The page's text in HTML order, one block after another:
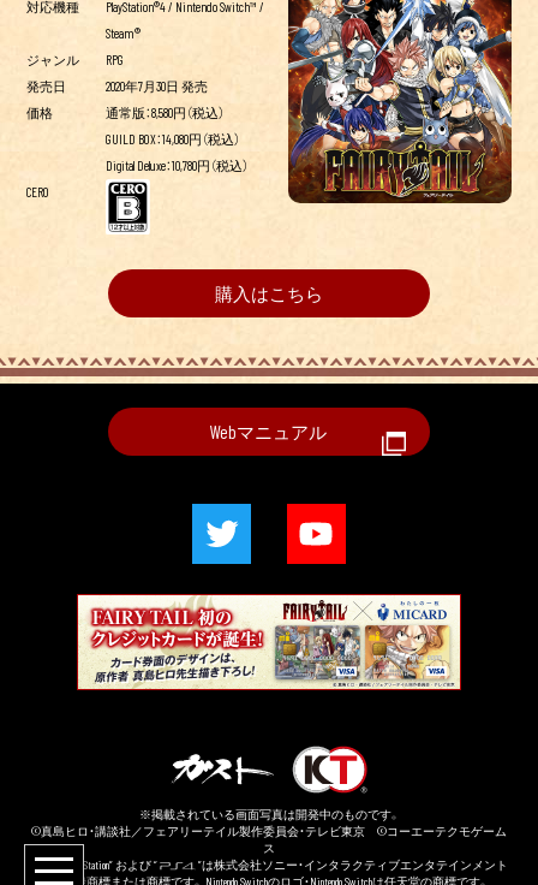
対応機種
PlayStation®4 / Nintendo Switch™ /
Steam®
ジャンル
RPG
発売日
2020年7月30日 発売
価格
通常版：8,580円（税込）
GUILD BOX：14,080円（税込）
Digital Deluxe：10,780円（税込）
CERO
購入はこちら
Webマニュアル
※掲載されている画面写真は開発中のものです。
©真島ヒロ・講談社／フェアリーテイル製作委員会・テレビ東京 ©コーエーテクモゲーム
ス
”、“PlayStation” および “
”は株式会社ソニー・インタラクティブエンタテインメント
の登録商標または商標です。 Nintendo Switchのロゴ・Nintendo Switchは任天堂の商標です。